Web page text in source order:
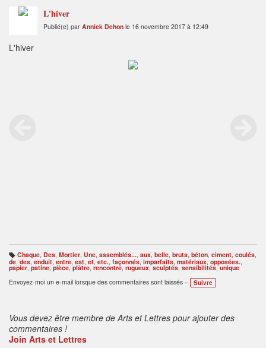
L'hiver
Publié(e) par Annick Dehon le 16 novembre 2017 à 12:49
L'hiver
B
ali
s
e
s
Chaque, Des, Mortier, Une, assemblés..., aux, belle, bruts, béton, ciment, coulés,
de des enduit entre est et etc. façonnés imparfaits matériaux opposées.
papier patine pièce ,plâtre rencontre rugueux,sculptés sensibilités,unique
Envoyez-moi un e-mail lorsque des commentaires sont laissés –
Suivre
Vous devez être membre de Arts et Lettres pour ajouter des
commentaires !
Join Arts et Lettres